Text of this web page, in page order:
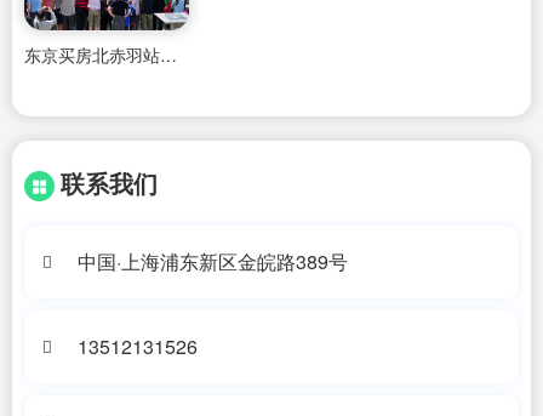
东京买房北赤羽站位置怎么样
联系我们
中国·上海浦东新区金皖路389号
13512131526